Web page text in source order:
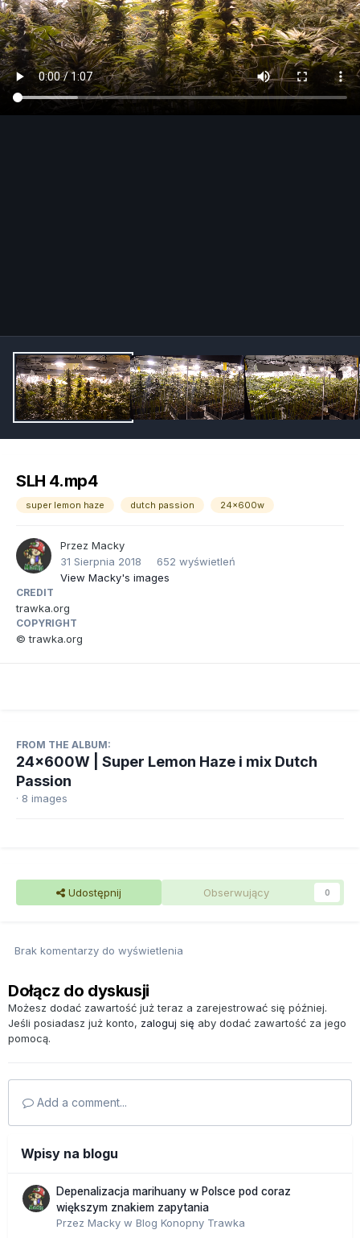
SLH 4.mp4
super lemon haze dutch passion 24x600w
Przez Macky
31 Sierpnia 2018
652 wyświetleń
View Macky's images
CREDIT
trawka.org
COPYRIGHT
© trawka.org
FROM THE ALBUM:
24x600W | Super Lemon Haze i mix Dutch
Passion
· 8 images
Udostępnij Obserwujący 0
Brak komentarzy do wyświetlenia
Dołącz do dyskusji
Możesz dodać zawartość już teraz a zarejestrować się później.
Jeśli posiadasz już konto, zaloguj się aby dodać zawartość za jego
pomocą.
Add a comment...
Wpisy na blogu
Depenalizacja marihuany w Polsce pod coraz
większym znakiem zapytania
Przez Macky w Blog Konopny Trawka